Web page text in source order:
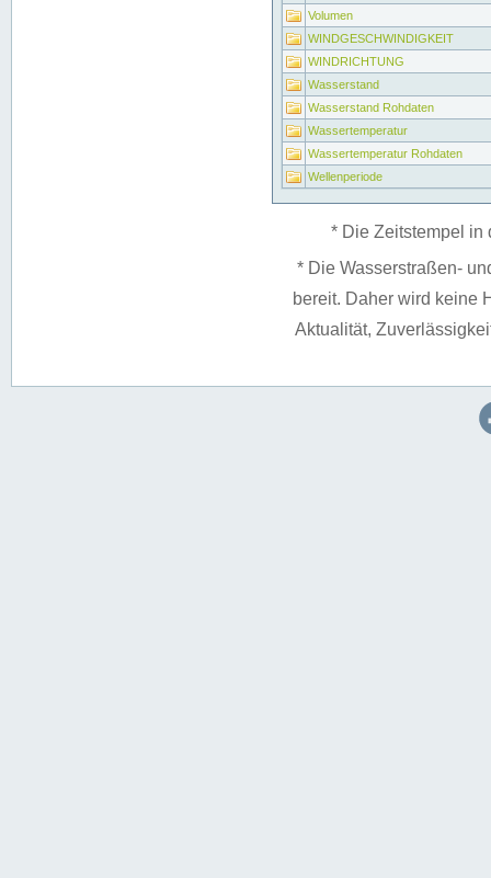
Volumen
WINDGESCHWINDIGKEIT
WINDRICHTUNG
Wasserstand
Wasserstand Rohdaten
Wassertemperatur
Wassertemperatur Rohdaten
Wellenperiode
* Die Zeitstempel in
* Die Wasserstraßen-
bereit. Daher wird keine
Aktualität,